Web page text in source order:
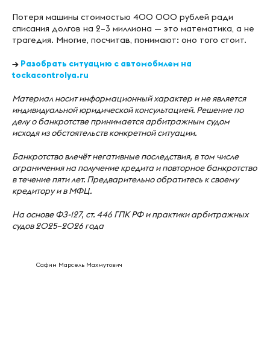
Потеря машины стоимостью 400 000 рублей ради
списания долгов на 2–3 миллиона — это математика, а не
трагедия. Многие, посчитав, понимают: оно того стоит.
→ Разобрать ситуацию с автомобилем на
tockacontrolya.ru
Материал носит информационный характер и не является
индивидуальной юридической консультацией. Решение по
делу о банкротстве принимается арбитражным судом
исходя из обстоятельств конкретной ситуации.
Банкротство влечёт негативные последствия, в том числе
ограничения на получение кредита и повторное банкротство
в течение пяти лет. Предварительно обратитесь к своему
кредитору и в МФЦ.
На основе ФЗ-127, ст. 446 ГПК РФ и практики арбитражных
судов 2025–2026 года
Сафин Марсель Махмутович